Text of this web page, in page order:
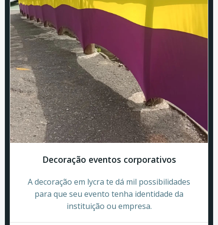
Decoração eventos corporativos
A decoração em lycra te dá mil possibilidades
para que seu evento tenha identidade da
instituição ou empresa.